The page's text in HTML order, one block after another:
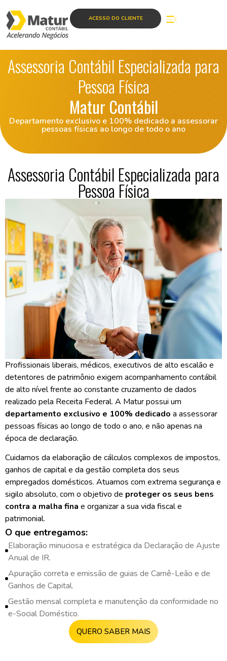
ACESSO DO CLIENTE
Assessoria Contábil Especializada para
Pessoa Física
Matur Contábil
Departamento exclusivo e 100% dedicado a assessorar
pessoas físicas ao longo de todo o ano
Assessoria Contábil Especializada para
Pessoa Física
Profissionais liberais, médicos, executivos de alto escalão e
detentores de patrimônio exigem acompanhamento contábil
de alto nível frente ao constante cruzamento de dados
realizado pela Receita Federal. A Matur possui um
departamento exclusivo e 100% dedicado a assessorar
pessoas físicas ao longo de todo o ano, e não apenas na
época de declaração.
Cuidamos da elaboração de cálculos complexos de impostos,
ganhos de capital e da gestão completa dos seus
empregados domésticos. Atuamos com extrema segurança e
sigilo absoluto, com o objetivo de proteger os seus bens
contra a malha fina e organizar a sua vida fiscal e
patrimonial.
O que entregamos:
Elaboração minuciosa e estratégica da Declaração de Ajuste
Anual de IR.
Apuração correta e emissão de guias de Carnê-Leão e de
Ganhos de Capital.
Gestão mensal completa e manutenção da conformidade no
e-Social Doméstico.
QUERO SABER MAIS